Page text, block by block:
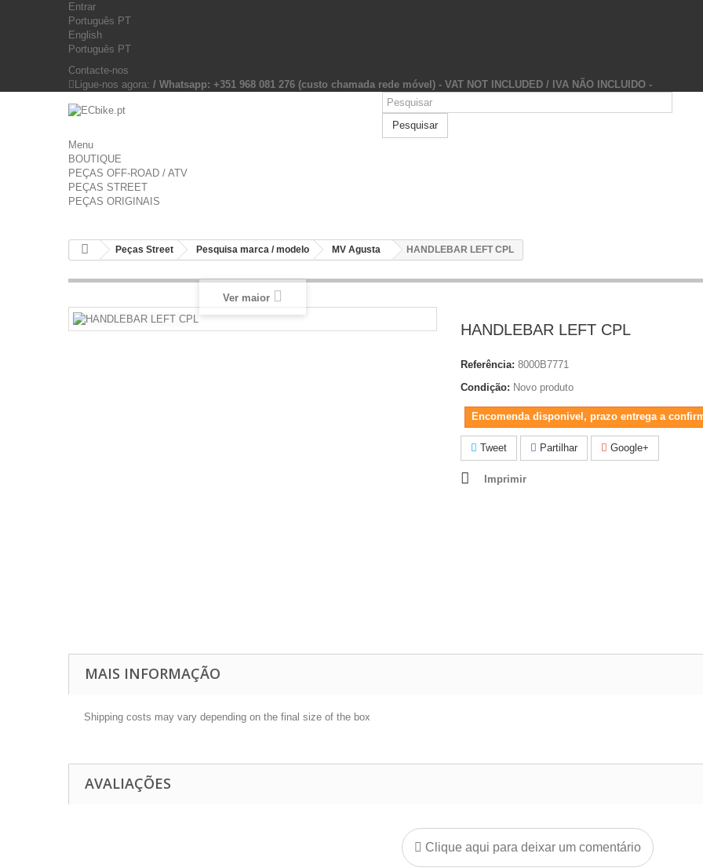
Entrar
Português PT
English
Português PT
Contacte-nos
Ligue-nos agora: / Whatsapp: +351 968 081 276 (custo chamada rede móvel) - VAT NOT INCLUDED / IVA NÃO INCLUIDO -
Pesquisar
Menu
BOUTIQUE
PEÇAS OFF-ROAD / ATV
PEÇAS STREET
PEÇAS ORIGINAIS
Peças Street Pesquisa marca / modelo MV Agusta HANDLEBAR LEFT CPL
Ver maior
HANDLEBAR LEFT CPL
Referência: 8000B7771
Condição: Novo produto
Encomenda disponivel, prazo entrega a
Tweet Partilhar Google+
Imprimir
MAIS INFORMAÇÃO
Shipping costs may vary depending on the final size of the box
AVALIAÇÕES
Clique aqui para deixar um comentário